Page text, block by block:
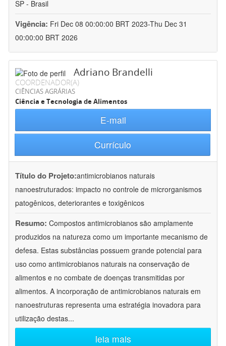
SP - Brasil
Vigência: Fri Dec 08 00:00:00 BRT 2023-Thu Dec 31
00:00:00 BRT 2026
Adriano Brandelli
COORDENADOR(A)
CIÊNCIAS AGRÁRIAS
Ciência e Tecnologia de Alimentos
E-mail
Currículo
Título do Projeto:antimicrobianos naturais
nanoestruturados: impacto no controle de microrganismos
patogênicos, deteriorantes e toxigênicos
Resumo: Compostos antimicrobianos são amplamente
produzidos na natureza como um importante mecanismo de
defesa. Estas substâncias possuem grande potencial para
uso como antimicrobianos naturais na conservação de
alimentos e no combate de doenças transmitidas por
alimentos. A incorporação de antimicrobianos naturais em
nanoestruturas representa uma estratégia inovadora para
utilização destas...
leia mais